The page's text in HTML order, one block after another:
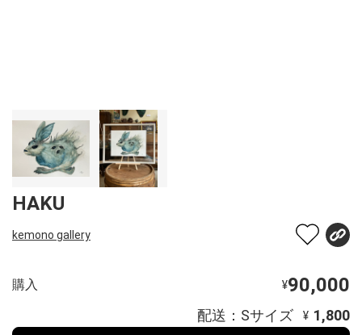
HAKU
kemono gallery
購入 ¥90,000
配送：Sサイズ ¥ 1,800